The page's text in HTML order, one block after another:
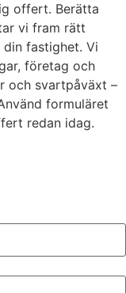
offert. Berätta
vi fram rätt
fastighet. Vi
företag och
och svartpåväxt –
formuläret
redan idag.